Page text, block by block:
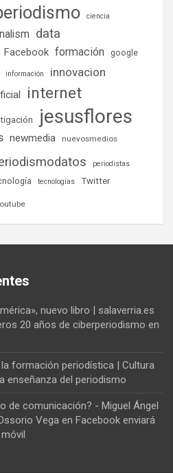
ciencia
data
Facebook formación google
información innovacion
internet
jesusflores
newmedia nuevosmedios
periodistas
tecnologías Twitter
nuevo libro | salaverria.es
20 años de ciberperiodismo en
formación periodística | Cultura
enseñanza del periodismo
de comunicación? - Miguel Ángel
Vega en Facebook enviará